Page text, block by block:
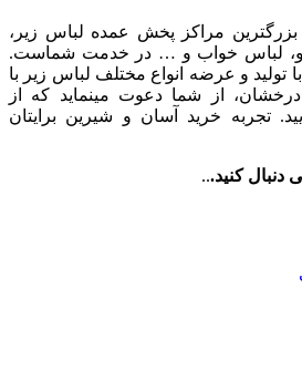
بزرگترین مراکز پخش عمده لباس زیر،
لباس خواب و … در خدمت شماست.
مجموعه بزرگ پوشاک 90 با تولید و عرضه انواع مختلف لباس زیر با
درخشان، از شما دعوت مینماید که از
تجربه خرید آسان و شیرین برایتان
دنبال کنید...